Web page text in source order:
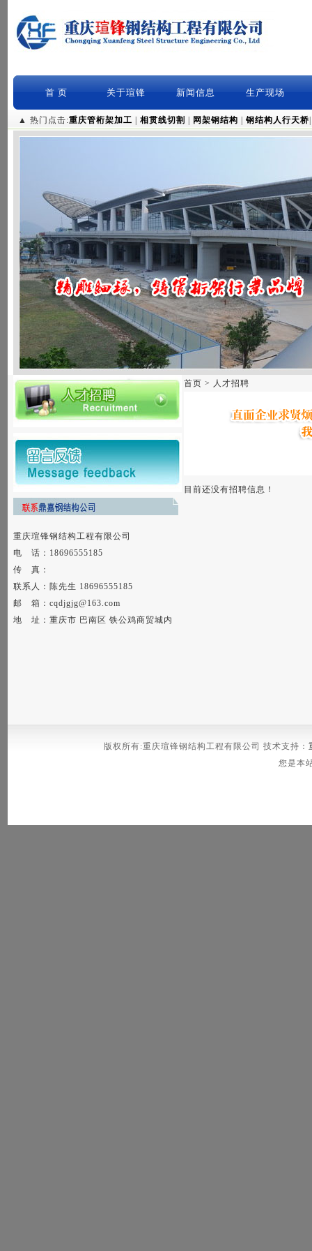
首 页 关于瑄锋 新闻信息 生产现场
▲ 热门点击:重庆管桁架加工 相贯线切割 网架钢结构 钢结构人行天桥
重庆瑄锋钢结构工程有限公司
电 话：18696555185
传 真：
联系人：陈先生 18696555185
邮 箱：cqdjgjg@163.com
地 址：重庆市 巴南区 铁公鸡商贸城内
首页 > 人才招聘
目前还没有招聘信息！
版权所有:重庆瑄锋钢结构工程有限公司 技术支持：
您是本